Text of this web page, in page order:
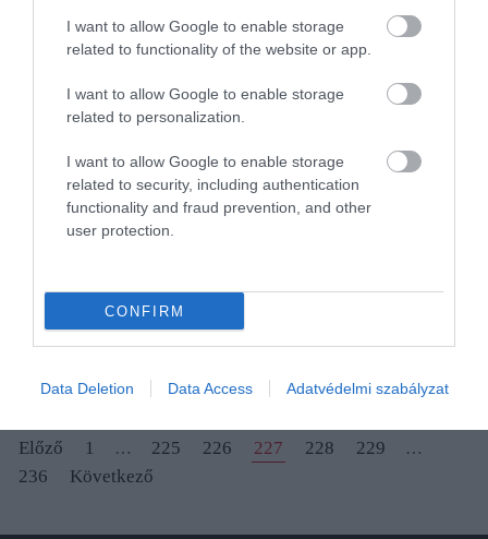
I want to allow Google to enable storage
related to functionality of the website or app.
I want to allow Google to enable storage
related to personalization.
I want to allow Google to enable storage
related to security, including authentication
functionality and fraud prevention, and other
user protection.
CONFIRM
Data Deletion Data Access Adatvédelmi szabályzat
A Stelcz család
húsipari múltja
vissza. A családi
receptek
minden generáció
hozzátett valamit
az eredeti,
Ferenc, a Stelcz…
Nem sok trappista
sajt büszkélkedhet
hazánkban.
Közülük egy
meg eddig a
Kiváló Minőségű
Sajtmustrán a típus
csupán…
Idén is díjazta a
Portfolio Csoport
több szakemberét.
Tibort és cégét
mutatja be, akinek
a „Portfolio
Előző 1 … 225 226 227 228 229 …
236 Következő